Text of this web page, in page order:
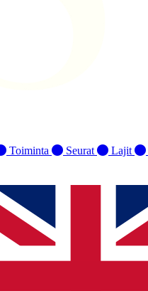
Toiminta Seurat Lajit